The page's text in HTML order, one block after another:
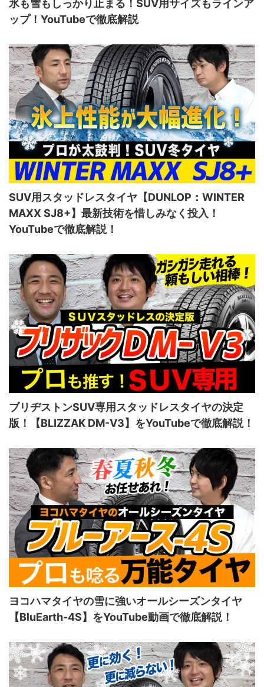
氷も雪もしっかり止まる！SUV用サイズもラインア
ップ！YouTubeで徹底解説
SUV用スタッドレスタイヤ【DUNLOP：WINTER
MAXX SJ8+】最新技術を惜しみなく投入！
YouTubeで徹底解説！
ブリヂストンSUV専用スタッドレスタイヤの決定
版！【BLIZZAK DM-V3】をYouTubeで徹底解説！
ヨコハマタイヤの雪に強いオールシーズンタイヤ
【BluEarth-4S】をYouTube動画で徹底解説！